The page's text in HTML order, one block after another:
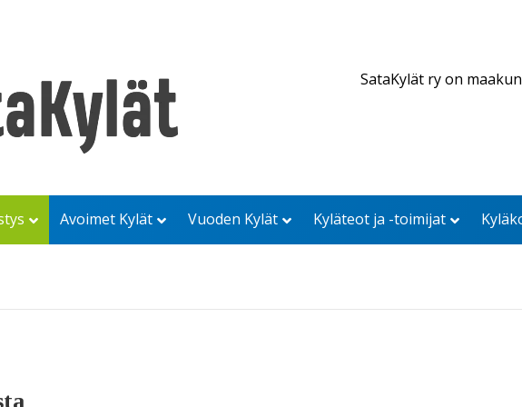
SataKylät ry on
Avoimet Kylät Vuoden Kylät Kyläteot ja -toimijat